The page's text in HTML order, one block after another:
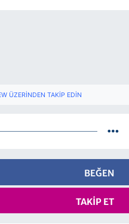
ÜZERINDEN TAKIP EDIN
BEĞEN
TAKIP ET